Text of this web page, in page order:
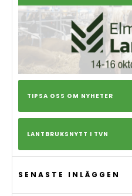
TIPSA OSS OM NYHETER
LANTBRUKSNYTT I TVN
SENASTE INLÄGGEN